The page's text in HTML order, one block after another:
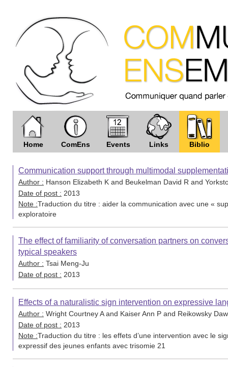
Home ComEns Events Links Biblio
Communication support through multimodal
Author : Hanson Elizabeth K and Beukelman David R and
Date of post : 2013
Note :Traduction du titre : aider la communication avec une «
exploratoire
The effect of familiarity of conversation partners on
typical speakers
Author : Tsai Meng-Ju
Date of post : 2013
Effects of a naturalistic sign intervention on expressive
Author : Wright Courtney A and Kaiser Ann P and Reikowsky
Date of post : 2013
Note :Traduction du titre : les effets d’une intervention avec le
expressif des jeunes enfants avec trisomie 21